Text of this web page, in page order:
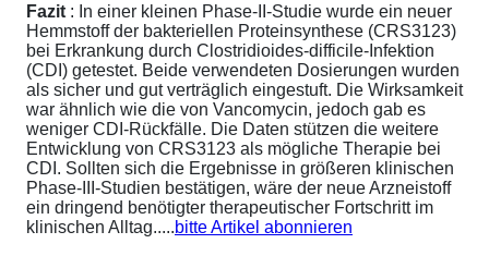
Fazit : In einer kleinen Phase-II-Studie wurde ein neuer
Hemmstoff der bakteriellen Proteinsynthese (CRS3123)
bei Erkrankung durch Clostridioides-difficile-Infektion
(CDI) getestet. Beide verwendeten Dosierungen wurden
als sicher und gut verträglich eingestuft. Die Wirksamkeit
war ähnlich wie die von Vancomycin, jedoch gab es
weniger CDI-Rückfälle. Die Daten stützen die weitere
Entwicklung von CRS3123 als mögliche Therapie bei
CDI. Sollten sich die Ergebnisse in größeren klinischen
Phase-III-Studien bestätigen, wäre der neue Arzneistoff
ein dringend benötigter therapeutischer Fortschritt im
klinischen Alltag.....bitte Artikel abonnieren